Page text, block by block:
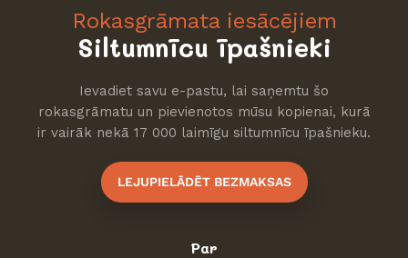
Rokasgrāmata iesācējiem
Siltumnīcu īpašnieki
Ievadiet savu e-pastu, lai saņemtu šo
rokasgrāmatu un pievienotos mūsu kopienai, kurā
ir vairāk nekā 17 000 laimīgu siltumnīcu īpašnieku.
LEJUPIELĀDĒT BEZMAKSAS
Par